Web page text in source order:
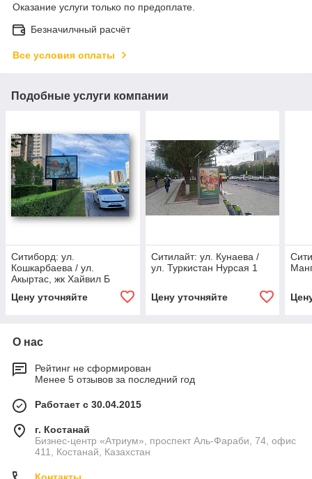
Оказание услуги только по предоплате.
Безначилчный расчёт
Все условия оплаты
Подобные услуги компании
Ситиборд: ул.
Кошкарбаева / ул.
Акыртас, жк Хайвил Б
Цену уточняйте
Ситилайт: ул. Кунаева /
ул. Туркистан Нурсая 1
Цену уточняйте
О нас
Рейтинг не сформирован
Менее 5 отзывов за последний год
Работает с 30.04.2015
г. Костанай
Бизнес-центр «Атриум», проспект Аль-Фараби, 74, офис
411, Костанай, Казахстан